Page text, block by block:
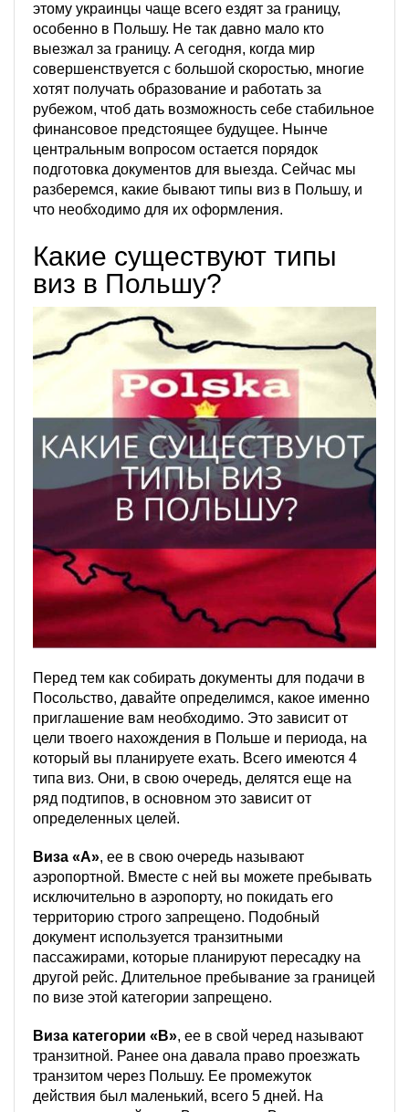
этому украинцы чаще всего ездят за границу,
особенно в Польшу. Не так давно мало кто
выезжал за границу. А сегодня, когда мир
совершенствуется с большой скоростью, многие
хотят получать образование и работать за
рубежом, чтоб дать возможность себе стабильное
финансовое предстоящее будущее. Нынче
центральным вопросом остается порядок
подготовка документов для выезда. Сейчас мы
разберемся, какие бывают типы виз в Польшу, и
что необходимо для их оформления.
Какие существуют типы
виз в Польшу?
Перед тем как собирать документы для подачи в
Посольство, давайте определимся, какое именно
приглашение вам необходимо. Это зависит от
цели твоего нахождения в Польше и периода, на
который вы планируете ехать. Всего имеются 4
типа виз. Они, в свою очередь, делятся еще на
ряд подтипов, в основном это зависит от
определенных целей.
Виза «А», ее в свою очередь называют
аэропортной. Вместе с ней вы можете пребывать
исключительно в аэропорту, но покидать его
территорию строго запрещено. Подобный
документ используется транзитными
пассажирами, которые планируют пересадку на
другой рейс. Длительное пребывание за границей
по визе этой категории запрещено.
Виза категории «B», ее в свой черед называют
транзитной. Ранее она давала право проезжать
транзитом через Польшу. Ее промежуток
действия был маленький, всего 5 дней. На